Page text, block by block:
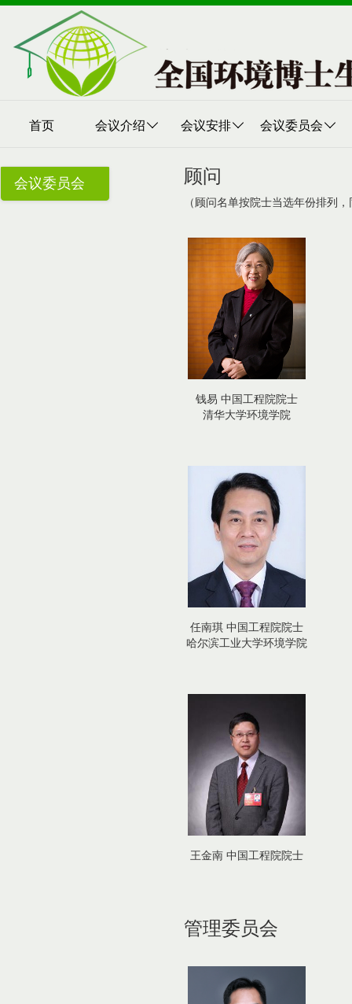
首页 会议介绍 会议安排 会议委员会
会议委员会 顾问
（顾问名单按院士当选年份排列
钱易 中国工程院院士
清华大学环境学院
任南琪 中国工程院院士
哈尔滨工业大学环境学院
王金南 中国工程院院士
管理委员会